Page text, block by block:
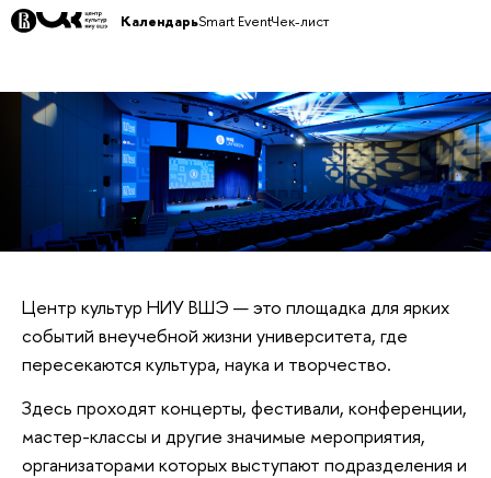
КалендарьSmart EventЧек-лист
Центр культур НИУ ВШЭ — это площадка для ярких
событий внеучебной жизни университета, где
пересекаются культура, наука и творчество.
Здесь проходят концерты, фестивали, конференции,
мастер-классы и другие значимые мероприятия,
организаторами которых выступают подразделения и